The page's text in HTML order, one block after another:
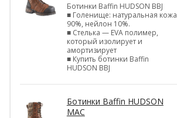
Ботинки Baffin HUDSON BBJ
■ Голенище: натуральная кожа
90%, нейлон 10%.
■ Стелька — EVA полимер,
который изолирует и
амортизирует
■ Купить ботинки Baffin
HUDSON BBJ
Ботинки Baffin HUDSON
MAC